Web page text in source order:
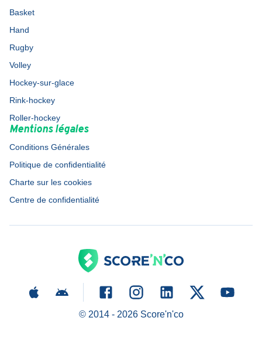
Basket
Hand
Rugby
Volley
Hockey-sur-glace
Rink-hockey
Roller-hockey
Mentions légales
Conditions Générales
Politique de confidentialité
Charte sur les cookies
Centre de confidentialité
© 2014 - 2026Score'n'co